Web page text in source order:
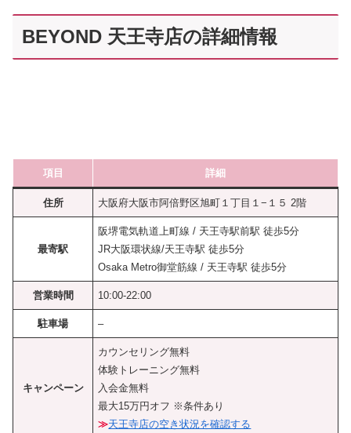
BEYOND 天王寺店の詳細情報
項目 詳細
住所 大阪府大阪市阿倍野区旭町１丁目１−１５ 2階
最寄駅
阪堺電気軌道上町線 / 天王寺駅前駅 徒歩5分
JR大阪環状線/天王寺駅 徒歩5分
Osaka Metro御堂筋線 / 天王寺駅 徒歩5分
営業時間 10:00-22:00
駐車場 –
キャンペーン
カウンセリング無料
体験トレーニング無料
入会金無料
最大15万円オフ ※条件あり
≫天王寺店の空き状況を確認する